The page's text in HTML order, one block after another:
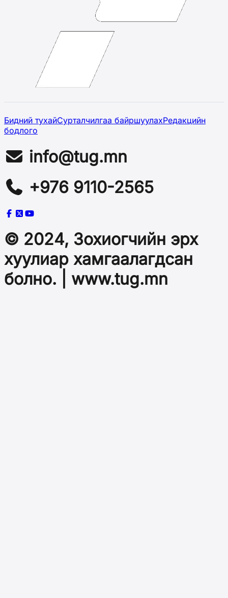
Бидний тухайСурталчилгаа байршуулахРедакцийн
бодлого
info@tug.mn
+976 9110-2565
© 2024, Зохиогчийн эрх
хуулиар хамгаалагдсан
болно. | www.tug.mn